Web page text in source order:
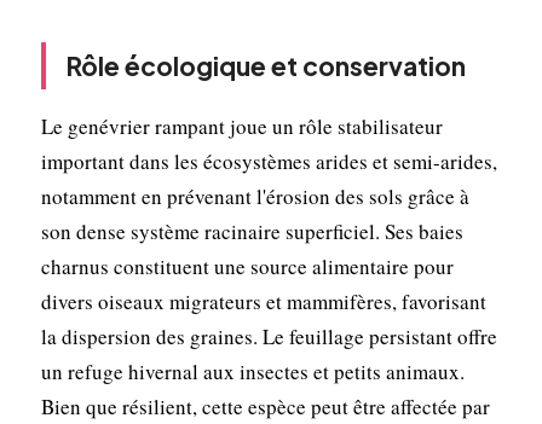
Rôle écologique et conservation
Le genévrier rampant joue un rôle stabilisateur
important dans les écosystèmes arides et semi-arides,
notamment en prévenant l'érosion des sols grâce à
son dense système racinaire superficiel. Ses baies
charnus constituent une source alimentaire pour
divers oiseaux migrateurs et mammifères, favorisant
la dispersion des graines. Le feuillage persistant offre
un refuge hivernal aux insectes et petits animaux.
Bien que résilient, cette espèce peut être affectée par